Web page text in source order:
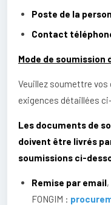
Poste de la
Contact
Mode de soumission
Veuillez soumettre
exigences détaillées
Les documents de
doivent être livrés
soumissions ci-
Remise par email
FONGIM :